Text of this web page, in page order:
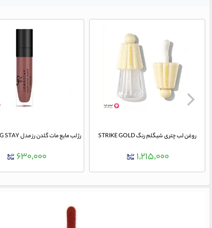
روغن لب چتری شیگلم رنگ STRIKE GOLD
۱,۲۱۵,۰۰۰ ۶۳۰,۰۰۰